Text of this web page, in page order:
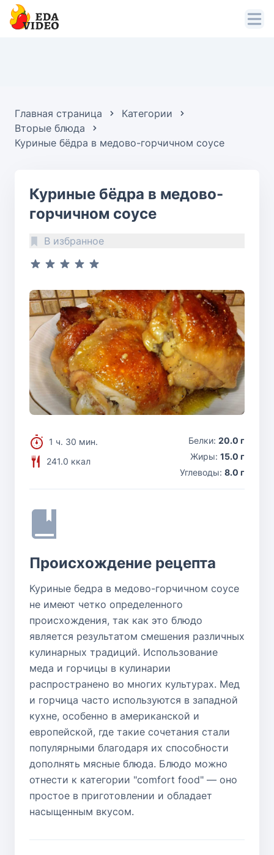
Главная страница
Категории
Вторые блюда
Куриные бёдра в медово-горчичном соусе
Куриные бёдра в медово-
горчичном соусе
В избранное
1 ч. 30 мин.
241.0 ккал
Белки: 20.0 г
Жиры: 15.0 г
Углеводы: 8.0 г
Происхождение рецепта
Куриные бедра в медово-горчичном соусе
не имеют четко определенного
происхождения, так как это блюдо
является результатом смешения различных
кулинарных традиций. Использование
меда и горчицы в кулинарии
распространено во многих культурах. Мед
и горчица часто используются в западной
кухне, особенно в американской и
европейской, где такие сочетания стали
популярными благодаря их способности
дополнять мясные блюда. Блюдо можно
отнести к категории "comfort food" — оно
простое в приготовлении и обладает
насыщенным вкусом.